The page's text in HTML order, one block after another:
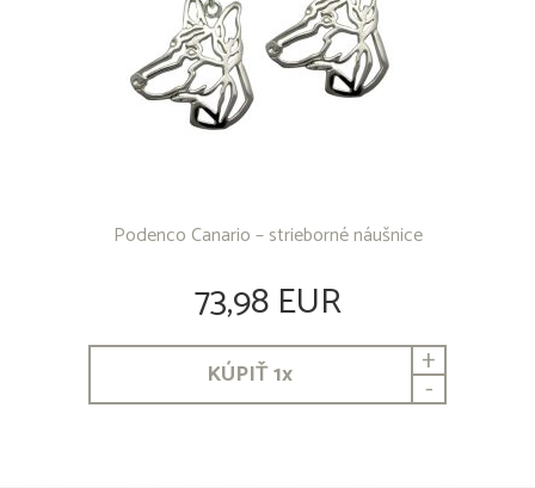
Podenco Canario – strieborné náušnice
73,98 EUR
KÚPIŤ1x +
-